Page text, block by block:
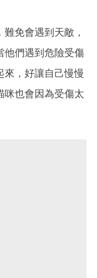
免會遇到天敵，
他們遇到危險受傷
來，好讓自己慢慢
咪也會因為受傷太